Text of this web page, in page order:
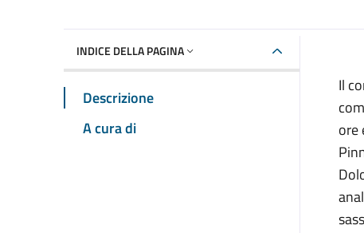
INDICE DELLA PAGINA
Descrizione
A cura di
Il
ore